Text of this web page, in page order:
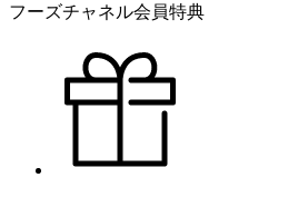
フーズチャネル会員特典